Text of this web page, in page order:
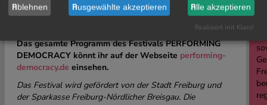
WERK Saal um 20:00 Uhr zu sehen.
Das gesamte Programm des Festivals PERFORMING
DEMOCRACY könnt ihr auf der Webseite performing-
democracy.de einsehen.
Das Festival wird gefördert von der Stadt Freiburg und
der Sparkasse Freiburg-Nördlicher Breisgau. Die
Ablehnen Ausgewählte akzeptieren Alle akzeptieren
Realisiert mit Klaro!